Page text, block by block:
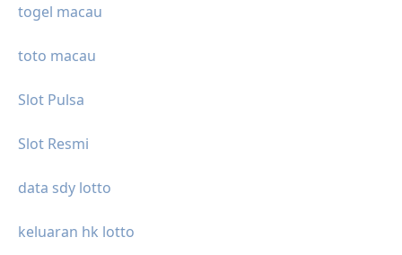
togel macau
toto macau
Slot Pulsa
Slot Resmi
data sdy lotto
keluaran hk lotto